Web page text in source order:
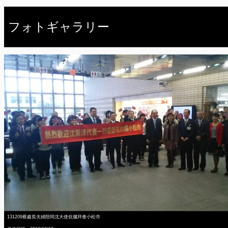
フォトギャラリー
131209蔡處長夫婦陪同沈大使伉儷拜會小松市